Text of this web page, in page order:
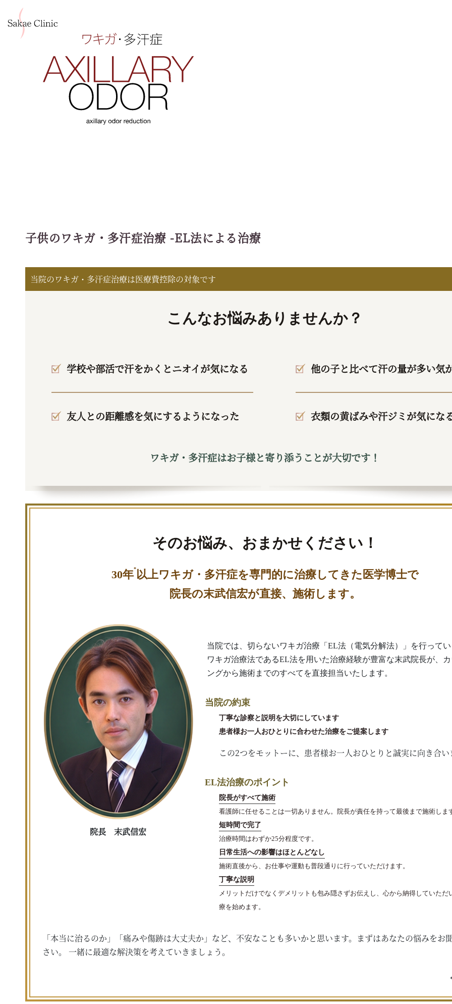
子供のワキガ・多汗症治療 -EL法による治療
当院のワキガ・多汗症治療は医療費控除の対象です
こんなお悩みありませんか？
学校や部活で汗をかくとニオイが気になる
友人との距離感を気にするようになった
他の子と比べて汗の量が多い気
衣類の黄ばみや汗ジミが気にな
ワキガ・多汗症はお子様と寄り添うことが大切です！
そのお悩み、おまかせください！
30年*以上ワキガ・多汗症を専門的に治療してきた医学博士で
院長の末武信宏が直接、施術します。
院長 末武信宏
当院では、切らないワキガ治療「EL法（電気分解法）」を行って
ワキガ治療法であるEL法を用いた治療経験が豊富な末武院長が、
ングから施術までのすべてを直接担当いたします。
当院の約束
丁寧な診察と説明を大切にしています
患者様お一人おひとりに合わせた治療をご提案します
この2つをモットーに、患者様お一人おひとりと誠実に向き合い
EL法治療のポイント
院長がすべて施術
看護師に任せることは一切ありません。院長が責任を持って最後まで施術しま
短時間で完了
治療時間はわずか25分程度です。
日常生活への影響はほとんどなし
施術直後から、お仕事や運動も普段通りに行っていただけます。
丁寧な説明
メリットだけでなくデメリットも包み隠さずお伝えし、心から納得していただ
療を始めます。
「本当に治るのか」「痛みや傷跡は大丈夫か」など、不安なことも多いかと思います。まずはあなたの悩みをお
さい。 一緒に最適な解決策を考えていきましょう。